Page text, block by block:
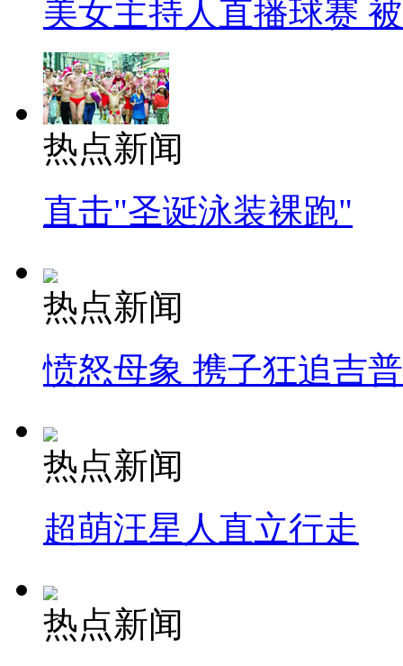
美女主持人直播球赛
热点新闻
直击"圣诞泳装裸跑"
热点新闻
愤怒母象 携子狂追吉
热点新闻
超萌汪星人直立行走
热点新闻